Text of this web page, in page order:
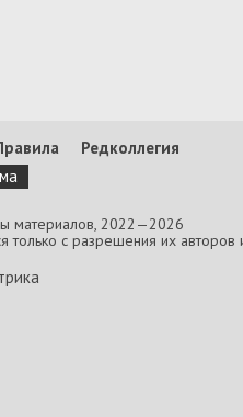
Редколлегия
материалов, 2022—2026
с разрешения их авторов